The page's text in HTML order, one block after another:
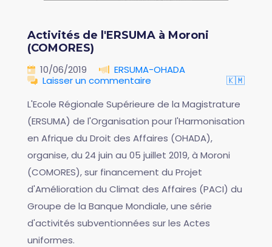
Activités de l'ERSUMA à Moroni
(COMORES)
10/06/2019
ERSUMA-OHADA
Laisser un commentaire
🇰🇲
L'Ecole Régionale Supérieure de la Magistrature
(ERSUMA) de l'Organisation pour l'Harmonisation
en Afrique du Droit des Affaires (OHADA),
organise, du 24 juin au 05 juillet 2019, à Moroni
(COMORES), sur financement du Projet
d'Amélioration du Climat des Affaires (PACI) du
Groupe de la Banque Mondiale, une série
d'activités subventionnées sur les Actes
uniformes.